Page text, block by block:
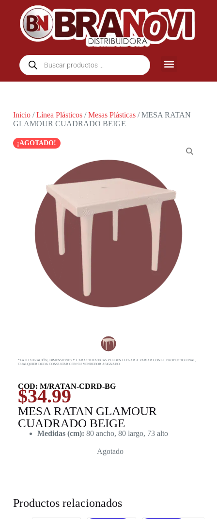
Inicio/Línea Plásticos/Mesas Plásticas/ MESA RATAN
GLAMOUR CUADRADO BEIGE
¡AGOTADO!
*LA ILUSTRACIÓN, DIMENSIONES Y CARACTERISTICAS PUEDEN LLEGAR A VARIAR CON EL PRODUCTO FINAL,
CUALQUIER DUDA CONSULTAR CON SU VENDEDOR ASIGNADO
COD: M/RATAN-CDRD-BG
$34.99
MESA RATAN GLAMOUR
CUADRADO BEIGE
Medidas (cm): 80 ancho, 80 largo, 73 alto
Agotado
Productos relacionados